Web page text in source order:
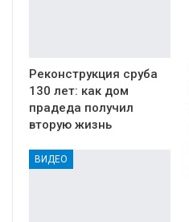
Реконструкция сруба
130 лет: как дом
прадеда получил
вторую жизнь
ВИДЕО